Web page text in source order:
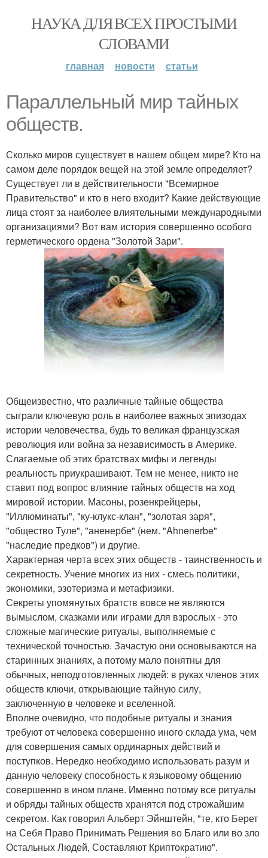
НАУКА ДЛЯ ВСЕХ ПРОСТЫМИ
СЛОВАМИ
главная новости статьи
Параллельный мир тайных
обществ.
Сколько миров существует в нашем общем мире? Кто на
самом деле порядок вещей на этой земле определяет?
Существует ли в действительности "Всемирное
Правительство" и кто в него входит? Какие действующие
лица стоят за наиболее влиятельными международными
организациями? Вот вам история совершенно особого
герметического ордена "Золотой Зари".
Общеизвестно, что различные тайные общества
сыграли ключевую роль в наиболее важных эпизодах
истории человечества, будь то великая французская
революция или война за независимость в Америке.
Слагаемые об этих братствах мифы и легенды
реальность приукрашивают. Тем не менее, никто не
ставит под вопрос влияние тайных обществ на ход
мировой истории. Масоны, розенкрейцеры,
"Иллюминаты", "ку-клукс-клан", "золотая заря",
"общество Туле", "аненербе" (нем. "Ahnenerbe"
"наследие предков") и другие.
Характерная черта всех этих обществ - таинственность и
секретность. Учение многих из них - смесь политики,
экономики, эзотеризма и метафизики.
Секреты упомянутых братств вовсе не являются
вымыслом, сказками или играми для взрослых - это
сложные магические ритуалы, выполняемые с
технической точностью. Зачастую они основываются на
старинных знаниях, а потому мало понятны для
обычных, неподготовленных людей: в руках членов этих
обществ ключи, открывающие тайную силу,
заключенную в человеке и вселенной.
Вполне очевидно, что подобные ритуалы и знания
требуют от человека совершенно иного склада ума, чем
для совершения самых ординарных действий и
поступков. Нередко необходимо использовать разум и
данную человеку способность к языковому общению
совершенно в ином плане. Именно потому все ритуалы
и обряды тайных обществ хранятся под строжайшим
секретом. Как говорил Альберт Эйнштейн, "те, кто Берет
на Себя Право Принимать Решения во Благо или во зло
Остальных Людей, Составляют Криптократию".